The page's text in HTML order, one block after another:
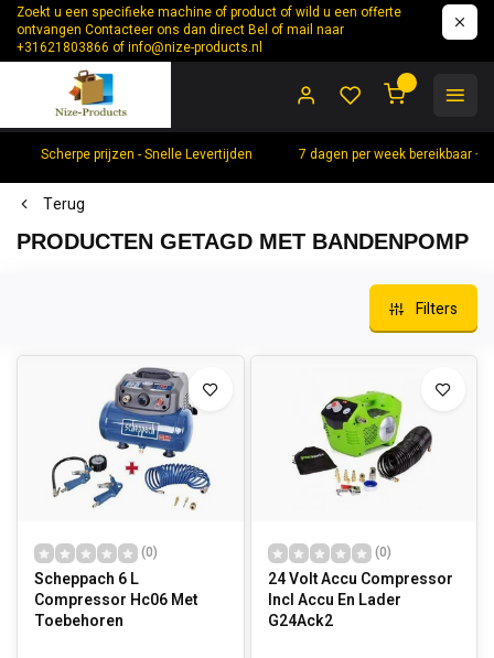
Zoekt u een specifieke machine of product of wild u een offerte
ontvangen Contacteer ons dan direct Bel of mail naar
+31621803866 ofinfo@nize-products.nl
Scherpe prijzen - Snelle Levertijden 7 dagen per week bereikbaar
Terug
PRODUCTEN GETAGD MET BANDENPOMP
Filters
(0)
Scheppach 6 L
Compressor Hc06 Met
Toebehoren
(0)
24 Volt Accu Compressor
Incl Accu En Lader
G24Ack2